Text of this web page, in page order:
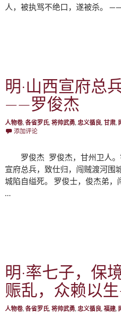
人，被执骂不绝口，遂被杀。
明·山西宣府总
——罗俊杰
人物卷, 各省罗氏, 将帅武勇, 忠义循良, 甘肃,
添加评论
罗俊杰 罗俊杰，甘州卫人
宣府总兵，致仕归，闯贼渡河围
城陷自缢死。 罗俊士，俊杰弟，
明·率七子，保
赈乱，众赖以
人物卷, 各省罗氏, 将帅武勇, 忠义循良, 福建,